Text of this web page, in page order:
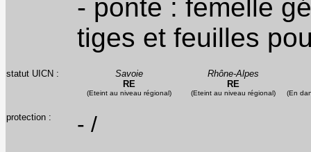
- ponte : femelle
tiges et feuilles
statut UICN : Savoie
Rhône-Alpes
RE
(Eteint au niveau régional)
RE
(Eteint au niveau régional) (En
protection : - /